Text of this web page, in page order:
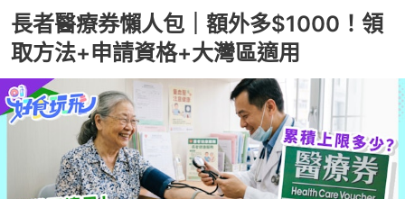
長者醫療券懶人包｜額外多$1000！領
取方法+申請資格+大灣區適用